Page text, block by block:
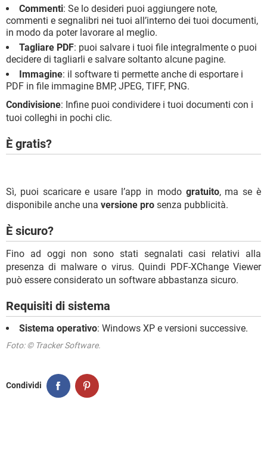
Commenti: Se lo desideri puoi aggiungere note,
commenti e segnalibri nei tuoi all’interno dei tuoi documenti,
in modo da poter lavorare al meglio.
Tagliare PDF: puoi salvare i tuoi file integralmente o puoi
decidere di tagliarli e salvare soltanto alcune pagine.
Immagine: il software ti permette anche di esportare i
PDF in file immagine BMP, JPEG, TIFF, PNG.
Condivisione: Infine puoi condividere i tuoi documenti con i
tuoi colleghi in pochi clic.
È gratis?
Sì, puoi scaricare e usare l’app in modo gratuito, ma se è
disponibile anche una versione pro senza pubblicità.
È sicuro?
Fino ad oggi non sono stati segnalati casi relativi alla
presenza di malware o virus. Quindi PDF-XChange Viewer
può essere considerato un software abbastanza sicuro.
Requisiti di sistema
Sistema operativo: Windows XP e versioni successive.
Foto: © Tracker Software.
Condividi